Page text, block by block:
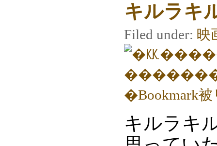
キルラキ
Filed under: 映
キルラキ